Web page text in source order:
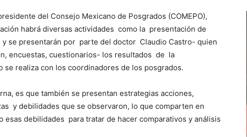
del Consejo Mexicano de Posgrados (COMEPO),
habrá diversas actividades como la presentación de
se presentarán por parte del doctor Claudio Castro- quien
encuestas, cuestionarios- los resultados de la
se realiza con los coordinadores de los posgrados.
es que también se presentan estrategias acciones,
y debilidades que se observaron, lo que comparten en
debilidades para tratar de hacer comparativos y análisis